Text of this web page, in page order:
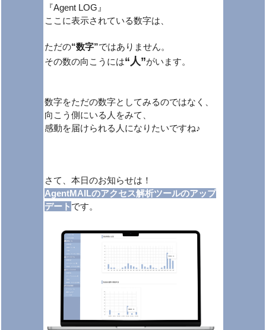
『Agent LOG』
ここに表示されている数字は、
ただの“数字”ではありません。
その数の向こうには“人”がいます。
数字をただの数字としてみるのではなく、
向こう側にいる人をみて、
感動を届けられる人になりたいですね♪
さて、本日のお知らせは！
AgentMAILのアクセス解析ツールのアップ
デート です。